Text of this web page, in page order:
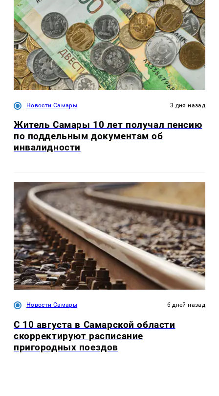
Новости Самары 3 дня назад
Житель Самары 10 лет получал пенсию
по поддельным документам об
инвалидности
Новости Самары 6 дней назад
С 10 августа в Самарской области
скорректируют расписание
пригородных поездов